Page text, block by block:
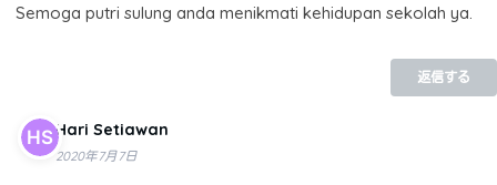
Semoga putri sulung anda menikmati kehidupan sekolah ya.
返信する
Hari Setiawan
2020年7月7日